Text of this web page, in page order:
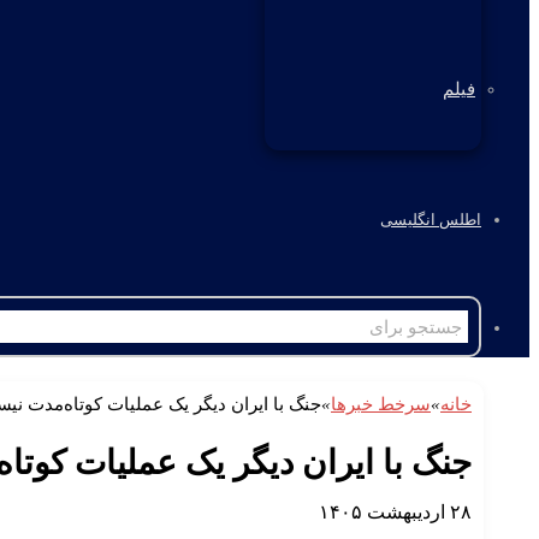
فیلم
اطلس انگلیسی
خانه»سرخط خبرها»جنگ با ایران دیگر یک عملیات کوتاه‌مدت
جنگ با ایران دیگر یک عملیات
۲۸ اردیبهشت ۱۴۰۵